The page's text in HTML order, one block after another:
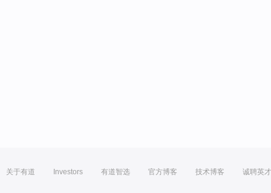
关于有道 Investors 有道智选 官方博客 技术博客 诚聘英才